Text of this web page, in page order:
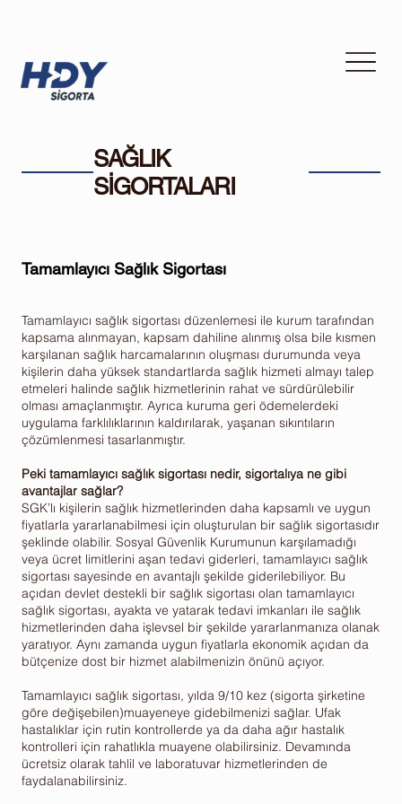
SAĞLIK
SİGORTALARI
Tamamlayıcı Sağlık Sigortası
Tamamlayıcı sağlık sigortası düzenlemesi ile kurum tarafından
kapsama alınmayan, kapsam dahiline alınmış olsa bile kısmen
karşılanan sağlık harcamalarının oluşması durumunda veya
kişilerin daha yüksek standartlarda sağlık hizmeti almayı talep
etmeleri halinde sağlık hizmetlerinin rahat ve sürdürülebilir
olması amaçlanmıştır. Ayrıca kuruma geri ödemelerdeki
uygulama farklılıklarının kaldırılarak, yaşanan sıkıntıların
çözümlenmesi tasarlanmıştır.
Peki tamamlayıcı sağlık sigortası nedir, sigortalıya ne gibi
avantajlar sağlar?
SGK’lı kişilerin sağlık hizmetlerinden daha kapsamlı ve uygun
fiyatlarla yararlanabilmesi için oluşturulan bir sağlık sigortasıdır
şeklinde olabilir. Sosyal Güvenlik Kurumunun karşılamadığı
veya ücret limitlerini aşan tedavi giderleri, tamamlayıcı sağlık
sigortası sayesinde en avantajlı şekilde giderilebiliyor. Bu
açıdan devlet destekli bir sağlık sigortası olan tamamlayıcı
sağlık sigortası, ayakta ve yatarak tedavi imkanları ile sağlık
hizmetlerinden daha işlevsel bir şekilde yararlanmanıza olanak
yaratıyor. Aynı zamanda uygun fiyatlarla ekonomik açıdan da
bütçenize dost bir hizmet alabilmenizin önünü açıyor.
Tamamlayıcı sağlık sigortası, yılda 9/10 kez (sigorta şirketine
göre değişebilen)muayeneye gidebilmenizi sağlar. Ufak
hastalıklar için rutin kontrollerde ya da daha ağır hastalık
kontrolleri için rahatlıkla muayene olabilirsiniz. Devamında
ücretsiz olarak tahlil ve laboratuvar hizmetlerinden de
faydalanabilirsiniz.